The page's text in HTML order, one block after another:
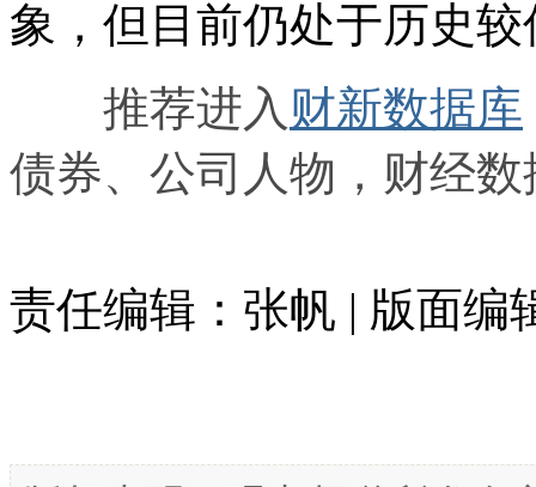
象，但目前仍处于历史
推荐进入 财新数据库
债券、公司人物，财经
责任编辑：张帆 | 版面编